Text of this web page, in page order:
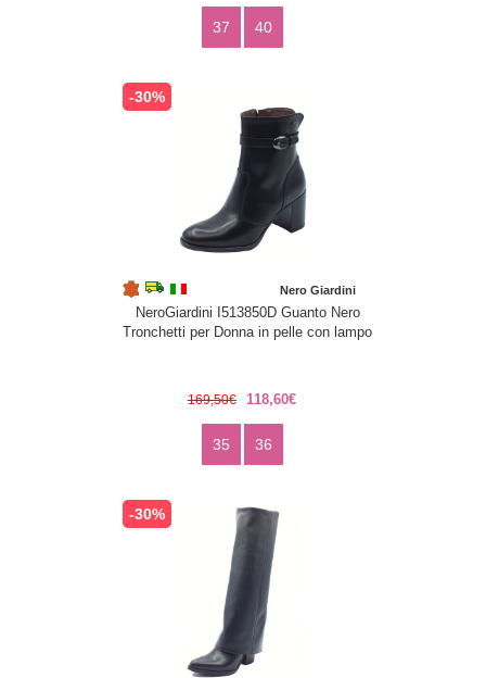
37 40
-30%
Nero Giardini
NeroGiardini I513850D Guanto Nero
Tronchetti per Donna in pelle con lampo
169,50€ 118,60€
35 36
-30%